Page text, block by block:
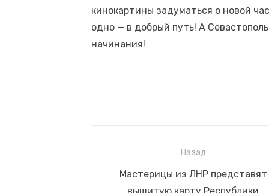
кинокартины задуматься о новой
одно — в добрый путь! А
начинания!
Навигация
Назад
Предыдущая
Мастерицы из ЛНР представят